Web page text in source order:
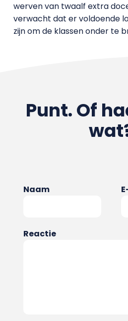
werven van twaalf extra
verwacht dat er voldoende
zijn om de klassen onder te
Punt. Of
Naam
Reactie